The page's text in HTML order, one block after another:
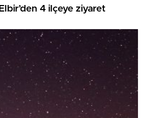
4 ilçeye ziyaret